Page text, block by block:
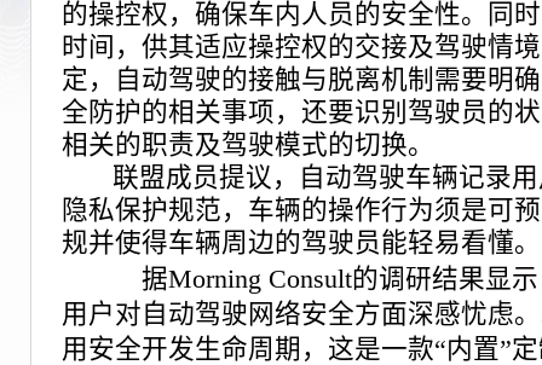
的操控权，确保车内人员的安全性。同
时间，供其适应操控权的交接及驾驶情
定，自动驾驶的接触与脱离机制需要明
全防护的相关事项，还要识别驾驶员的
相关的职责及驾驶模式的切换。
联盟成员提议，自动驾驶车辆记录
隐私保护规范，车辆的操作行为须是可
规并使得车辆周边的驾驶员能轻易看懂。
据Morning Consult的调研结果显
用户对自动驾驶网络安全方面深感忧虑
用安全开发生命周期，这是一款“内置”